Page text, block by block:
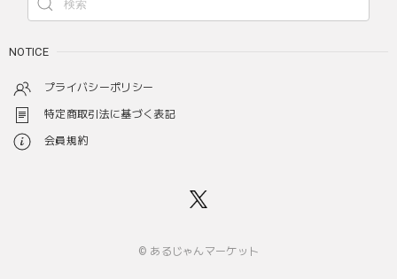
NOTICE
プライバシーポリシー
特定商取引法に基づく表記
会員規約
© あるじゃんマーケット